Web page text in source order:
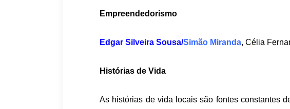
Empreendedorismo
Edgar Silveira Sousa/Simão Miranda, Célia
Histórias de Vida
As histórias de vida locais são fontes constantes